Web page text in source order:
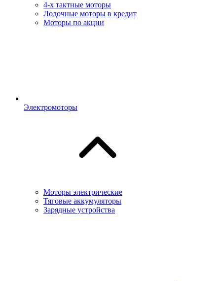
4-х тактные моторы
Лодочные моторы в кредит
Моторы по акции
Электромоторы
Моторы электрические
Тяговые аккумуляторы
Зарядные устройства